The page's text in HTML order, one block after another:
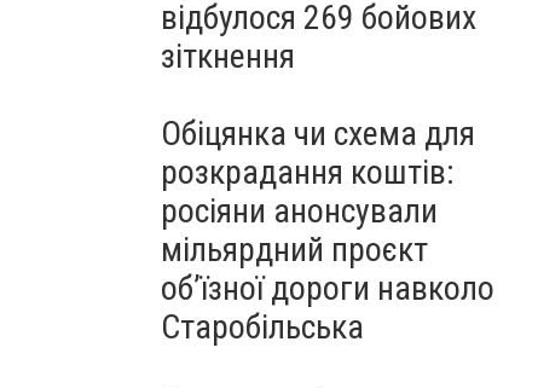
відбулося 269 бойових
зіткнення
Обіцянка чи схема для
розкрадання коштів:
росіяни анонсували
мільярдний проєкт
об’їзної дороги навколо
Старобільська